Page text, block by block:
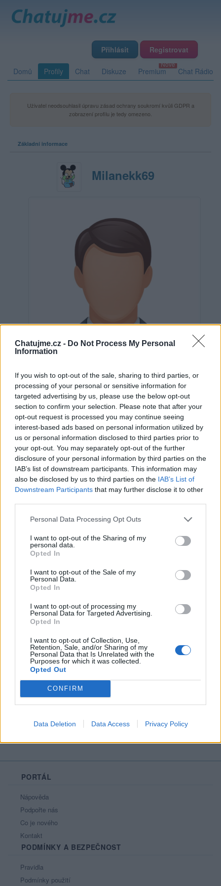
Chatujme.cz - Do Not Process My Personal
Information
If you wish to opt-out of the sale, sharing to third parties, or
processing of your personal or sensitive information for
targeted advertising by us, please use the below opt-out
section to confirm your selection. Please note that after your
opt-out request is processed you may continue seeing
interest-based ads based on personal information utilized by
us or personal information disclosed to third parties prior to
your opt-out. You may separately opt-out of the further
disclosure of your personal information by third parties on the
IAB’s list of downstream participants. This information may
also be disclosed by us to third parties on the IAB’s List of
Downstream Participants that may further disclose it to other
Personal Data Processing Opt Outs
I want to opt-out of the Sharing of my
personal data.
Opted In
I want to opt-out of the Sale of my
Personal Data.
Opted In
I want to opt-out of processing my
Personal Data for Targeted Advertising.
Opted In
I want to opt-out of Collection, Use,
Retention, Sale, and/or Sharing of my
Personal Data that Is Unrelated with the
Purposes for which it was collected.
Opted Out
CONFIRM
Data Deletion Data Access Privacy Policy
Přihlásit Registrovat
Domů Profily Chat Diskuze Premium Chat Rádio
Uživatel neodsouhlasil úpravu zásad ochrany soukromí kvůli GDPR a
zobrazení profilu je tedy omezeno.
Základní informace
Milanekk69
Neověřeno
0 uživatelům se líbí
Neověřený profil
Tento uživatel zatím neprokázal svou identitu ověřovací
fotografií. U neověřených profilů nelze zaručit, že fotografie a
údaje odpovídají skutečné osobě.
Kontakt
Informace o profilu a chatu
Naposledy aktivní: 12.03.2017 04:42
Počet přátel: 0
Profil zobrazen: 45x
Oblibené místnosti
Sledované diskuze
PORTÁL
Nápověda
Podpořte nás
Co je nového
Kontakt
PODMÍNKY A BEZPEČNOST
Pravidla
Podmínky použití